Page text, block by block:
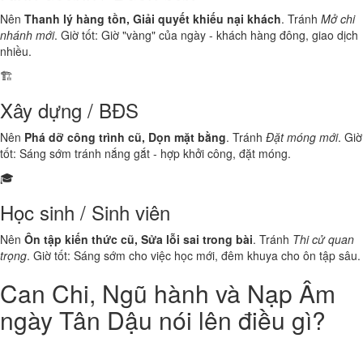
Nên Thanh lý hàng tồn, Giải quyết khiếu nại khách. Tránh Mở chi
nhánh mới. Giờ tốt: Giờ "vàng" của ngày - khách hàng đông, giao dịch
nhiều.
🏗️
Xây dựng / BĐS
Nên Phá dỡ công trình cũ, Dọn mặt bằng. Tránh Đặt móng mới. Giờ
tốt: Sáng sớm tránh nắng gắt - hợp khởi công, đặt móng.
🎓
Học sinh / Sinh viên
Nên Ôn tập kiến thức cũ, Sửa lỗi sai trong bài. Tránh Thi cử quan
trọng. Giờ tốt: Sáng sớm cho việc học mới, đêm khuya cho ôn tập sâu.
Can Chi, Ngũ hành và Nạp Âm
ngày Tân Dậu nói lên điều gì?